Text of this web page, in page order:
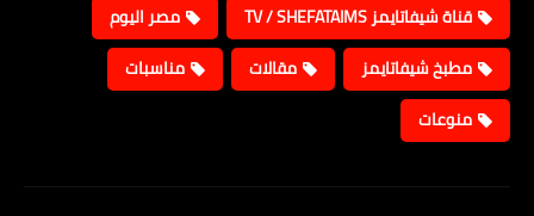
قناة شيفاتايمز TV / SHEFATAIMS
مصر اليوم
مطبخ شيفاتايمز
مقالات
مناسبات
منوعات